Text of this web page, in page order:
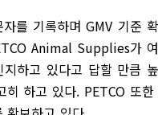
를 기록하며 GMV 기준
Animal Supplies가
하고 있다고 답할 만큼
하고 있다. PETCO 또한